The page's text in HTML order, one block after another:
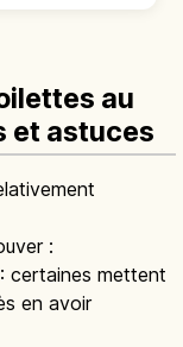
au
et astuces
:
certaines mettent
en avoir